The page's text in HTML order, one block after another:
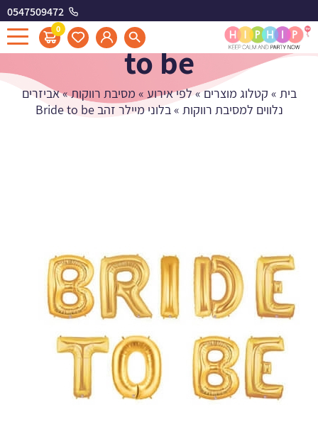
0547509472
0
בלוני מיילר זהב Bride
to be
בית » קטלוג מוצרים » לפי אירוע » מסיבת רווקות»אביזרים
נלווים למסיבת רווקות »בלוני מיילר זהב Bride to be